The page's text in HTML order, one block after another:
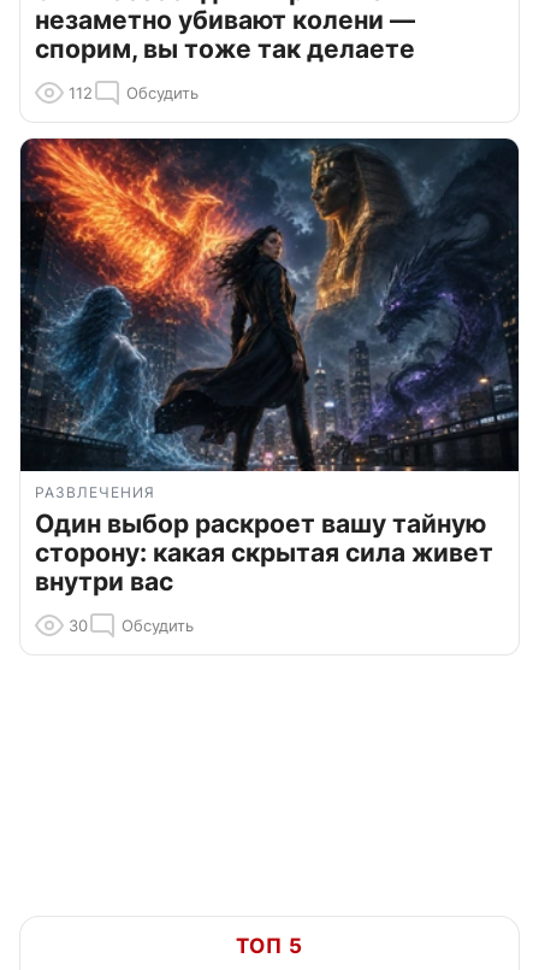
незаметно убивают колени —
спорим, вы тоже так делаете
112 Обсудить
РАЗВЛЕЧЕНИЯ
Один выбор раскроет вашу тайную
сторону: какая скрытая сила живет
внутри вас
30 Обсудить
ТОП 5